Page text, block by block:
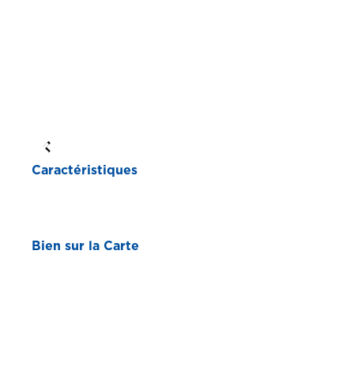
Caractéristiques
Bien sur la Carte